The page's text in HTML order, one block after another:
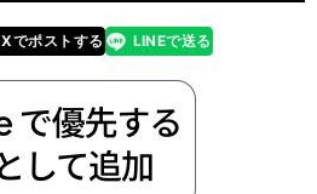
Xでポストする
line LINEで送る